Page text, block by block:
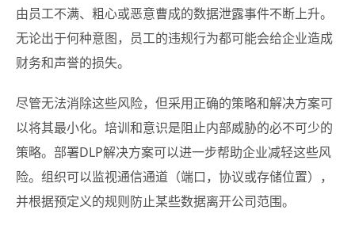
由员工不满、粗心或恶意曹成的数据泄露事件不断上升。
无论出于何种意图，员工的违规行为都可能会给企业造成
财务和声誉的损失。
尽管无法消除这些风险，但采用正确的策略和解决方案可
以将其最小化。培训和意识是阻止内部威胁的必不可少的
策略。部署DLP解决方案可以进一步帮助企业减轻这些风
险。组织可以监视通信通道（端口，协议或存储位置），
并根据预定义的规则防止某些数据离开公司范围。